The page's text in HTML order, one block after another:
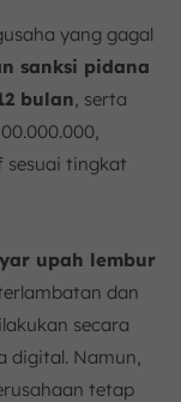
yang gagal
sanksi pidana
bulan , serta
sesuai tingkat
upah lembur
dan
secara
digital. Namun,
tetap